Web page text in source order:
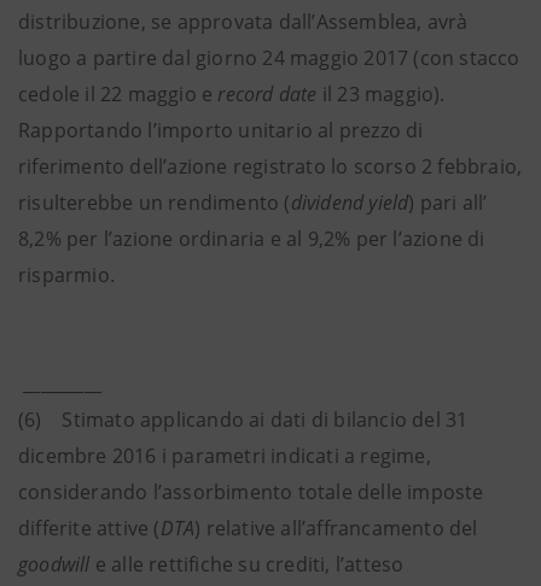
distribuzione, se approvata dall’Assemblea, avrà
luogo a partire dal giorno 24 maggio 2017 (con stacco
cedole il 22 maggio e record date il 23 maggio).
Rapportando l’importo unitario al prezzo di
riferimento dell’azione registrato lo scorso 2 febbraio,
risulterebbe un rendimento (dividend yield) pari all’
8,2% per l’azione ordinaria e al 9,2% per l’azione di
risparmio.
(6) Stimato applicando ai dati di bilancio del 31
dicembre 2016 i parametri indicati a regime,
considerando l’assorbimento totale delle imposte
differite attive (DTA) relative all’affrancamento del
goodwill e alle rettifiche su crediti, l’atteso